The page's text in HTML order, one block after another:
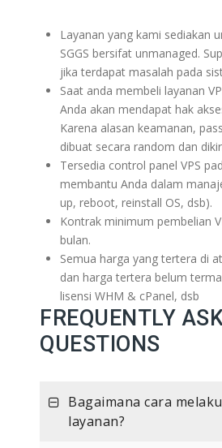
Layanan yang kami sediakan
SGGS bersifat unmanaged.
jika terdapat masalah pada
Saat anda membeli layanan
Anda akan mendapat hak
Karena alasan keamanan,
dibuat secara random dan
Tersedia control panel VPS
membantu Anda dalam
up, reboot, reinstall OS, dsb).
Kontrak minimum pembelian
bulan.
Semua harga yang tertera di
dan harga tertera belum
lisensi WHM & cPanel, dsb
FREQUENTLY
QUESTIONS
Bagaimana cara
layanan?